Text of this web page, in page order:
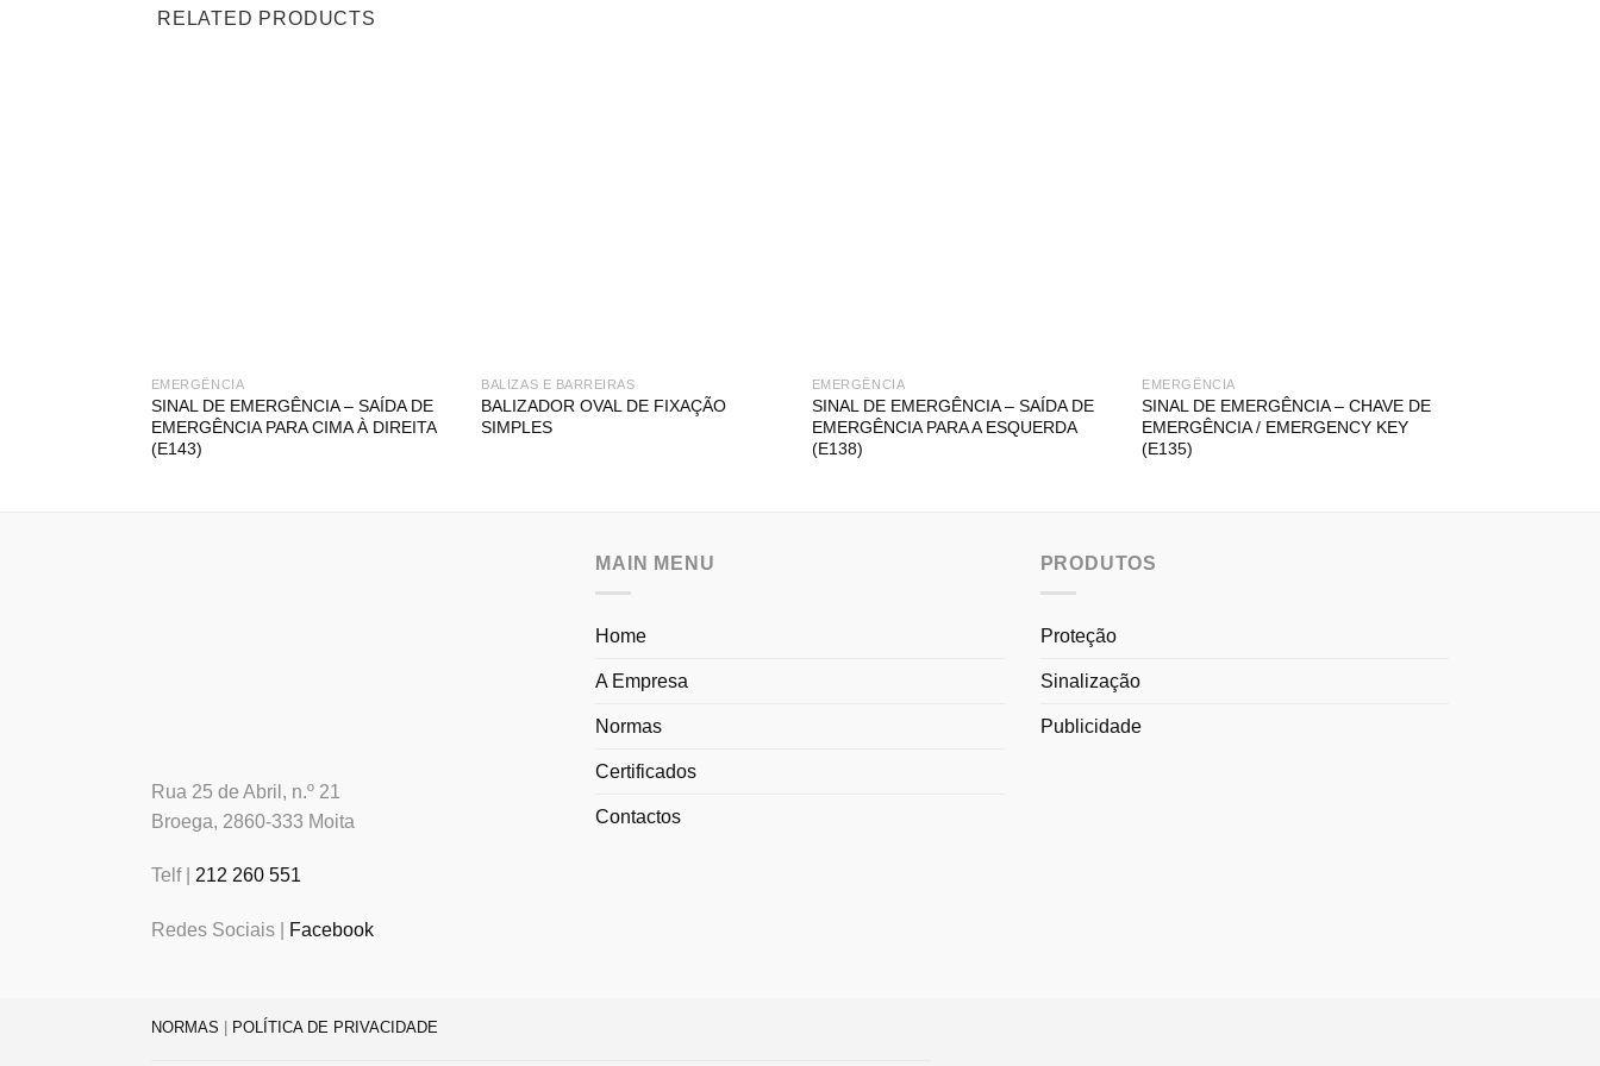
RELATED PRODUCTS
EMERGÊNCIA
SINAL DE EMERGÊNCIA – SAÍDA DE
EMERGÊNCIA PARA CIMA À DIREITA
(E143)
BALIZAS E BARREIRAS
BALIZADOR OVAL DE FIXAÇÃO
SIMPLES
EMERGÊNCIA
SINAL DE EMERGÊNCIA – SAÍDA DE
EMERGÊNCIA PARA A ESQUERDA
(E138)
EMERGÊNCIA
SINAL DE EMERGÊNCIA – CHAVE DE
EMERGÊNCIA / EMERGENCY KEY
(E135)
Rua 25 de Abril, n.º 21
Broega, 2860-333 Moita
Telf | 212 260 551
Redes Sociais | Facebook
MAIN MENU
Home
A Empresa
Normas
Certificados
Contactos
PRODUTOS
Proteção
Sinalização
Publicidade
NORMAS POLÍTICA DE PRIVACIDADE